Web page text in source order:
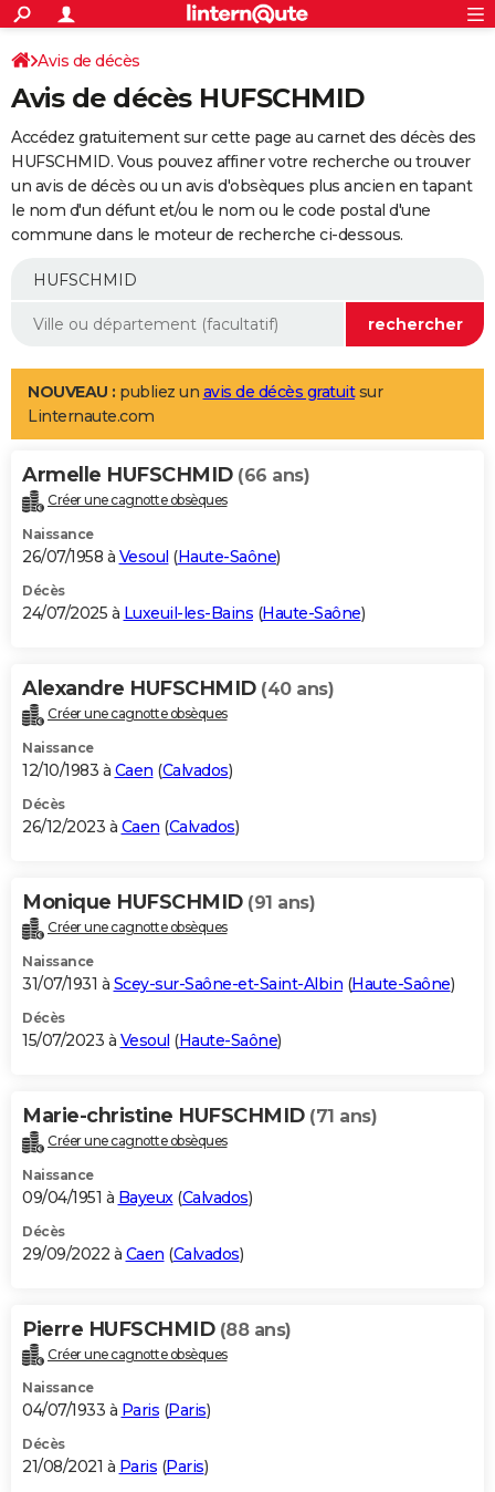
ACTUALITÉS
Politique
Société
Faits Divers
Education
Monde
Villes
+
SPORT
Coupe du monde 2026
Football
Tennis
Cyclisme
Rugby
Forum
Programme TV
TNT
Streaming
Cinéma
Sorties cinéma
Musique
+
FINANCE
Impôts
Immobilier
Risques naturels par ville
Banque
Assurance
Crédit
AUTO
Essais
Réserver un essai
Citadines
Berlines
SUV
Forum auto
+
Mobiles
Meilleur smartphone
Internet
Ordinateurs
Jeux vidéo
Guide high-tech
Aménagement intérieur
LIFESTYLE
Art de vivre
Bien-être
Loisirs
Mode
Modes de vie
Alimentation
Guide de la santé
Maladies
Médicaments
Sommeil
VOYAGE
Destinations
City break
Voyage nature
Voyage de noces
Forum
Climat
+PHOTO
GUIDES D'ACHAT
BONS PLANS
Carte de Noël
Carte Bonne année
Carte Saint-Valentin
Carte Pâques
Carte d'anniversaire
DICTIONNAIRE
Dictionnaire
Biographies
Citations
Expressions
Proverbes
PROGRAMME TV
S'inscrire
Se connecter
Lycées
Collèges
Primaires
Universités
Entreprises
Service militaire
Avis de recherche
AVIS DE DÉCÈS
Bricolage
Lifestyle
Culture
Sport
Auto
Television
Voyage
Cinema
Avis de décès
Avis de décès HUFSCHMID
Accédez gratuitement sur cette page au carnet des décès des
HUFSCHMID. Vous pouvez affiner votre recherche ou trouver
un avis de décès ou un avis d'obsèques plus ancien en tapant
le nom d'un défunt et/ou le nom ou le code postal d'une
commune dans le moteur de recherche ci-dessous.
NOUVEAU : publiez un avis de décès gratuitsur
Linternaute.com
Armelle HUFSCHMID (66 ans)
Créer une cagnotte obsèques
Naissance
26/07/1958 à Vesoul (Haute-Saône)
Décès
24/07/2025 à Luxeuil-les-Bains (Haute-Saône)
Alexandre HUFSCHMID (40 ans)
Créer une cagnotte obsèques
Naissance
12/10/1983 à Caen (Calvados)
Décès
26/12/2023 à Caen (Calvados)
Monique HUFSCHMID (91 ans)
Créer une cagnotte obsèques
Naissance
31/07/1931 à Scey-sur-Saône-et-Saint-Albin (Haute-Saône)
Décès
15/07/2023 à Vesoul (Haute-Saône)
Marie-christine HUFSCHMID (71 ans)
Créer une cagnotte obsèques
Naissance
09/04/1951 à Bayeux (Calvados)
Décès
29/09/2022 à Caen (Calvados)
Pierre HUFSCHMID (88 ans)
Créer une cagnotte obsèques
Naissance
04/07/1933 à Paris (Paris)
Décès
21/08/2021 à Paris (Paris)